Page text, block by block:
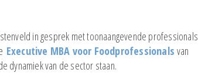
in gesprek met toonaangevende professionals
Executive MBA voor Foodprofessionals van
dynamiek van de sector staan.